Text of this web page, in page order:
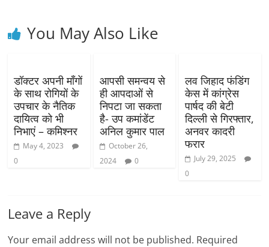
You May Also Like
डॉक्टर अपनी माँगों
के साथ रोगियों के
उपचार के नैतिक
दायित्व को भी
निभाएं – कमिश्नर
May 4, 2023
0
आपसी समन्वय से
ही आपदाओं से
निपटा जा सकता
है- उप कमांडेंट
अनिल कुमार पाल
October 26,
2024
0
लव जिहाद फंडिंग
केस में कांग्रेस
पार्षद की बेटी
दिल्ली से गिरफ्तार,
अनवर कादरी
फरार
July 29, 2025
0
Leave a Reply
Your email address will not be published. Required